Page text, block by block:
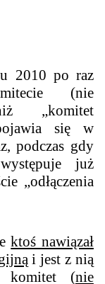
2010 po raz
(nie
„komitet
się w
podczas gdy
już
„odłączenia
ktoś nawiązał
i jest z nią
komitet (nie